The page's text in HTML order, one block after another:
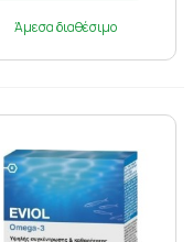
Άμεσα διαθέσιμο